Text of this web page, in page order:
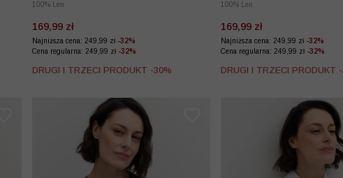
100% Len
169,99 zł
Najniższa cena: 249,99 zł -32%
Cena regularna: 249,99 zł -32%
DRUGI I TRZECI PRODUKT -30%
100% Len
169,99 zł
Najniższa cena: 249,99 zł -32%
Cena regularna: 249,99 zł -32%
DRUGI I TRZECI PRODUKT